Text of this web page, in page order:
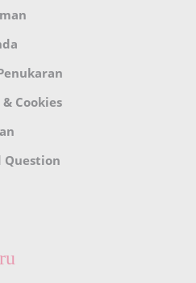
Cookies
Question